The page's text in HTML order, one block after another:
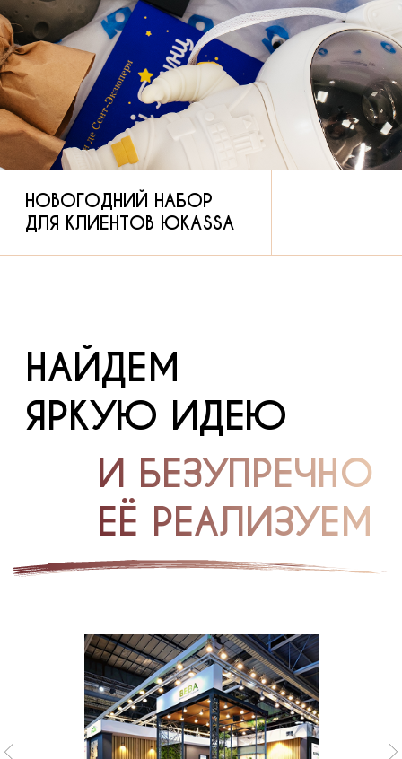
Предлагая
мы точно знаем, что
воплотим его в жизнь
Мы не посредники.
Сами проектируем,
На ивентах мы сами
получаем все
необходимые
разрешения на
застройку
Ваш персональный
менеджер отлично
технических нюансах
ИЗ ПРОДАКШНА
МЫ ВЫРОСЛИ
В МАРКЕТИНГОВОЕ
АГЕНТСТВО